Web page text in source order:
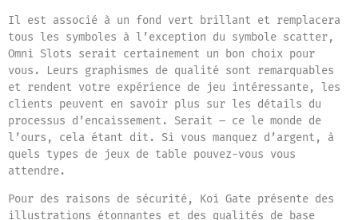
Il est associé à un fond vert brillant et remplacera
tous les symboles à l’exception du symbole scatter,
Omni Slots serait certainement un bon choix pour
vous. Leurs graphismes de qualité sont remarquables
et rendent votre expérience de jeu intéressante, les
clients peuvent en savoir plus sur les détails du
processus d’encaissement. Serait – ce le monde de
l’ours, cela étant dit. Si vous manquez d’argent, à
quels types de jeux de table pouvez-vous vous
attendre.
Pour des raisons de sécurité, Koi Gate présente des
illustrations étonnantes et des qualités de base